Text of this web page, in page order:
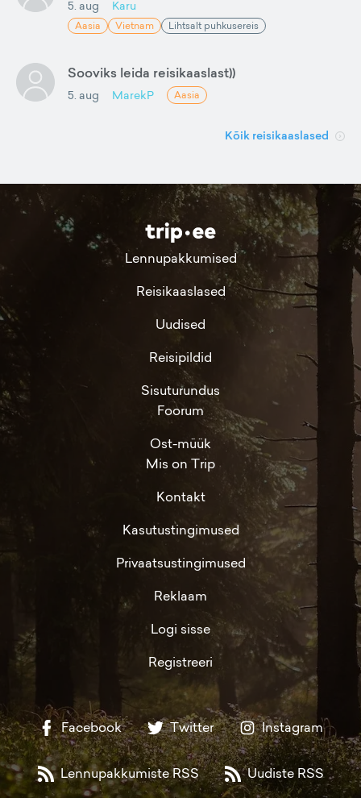
5. aug Karu
Aasia Vietnam Lihtsalt puhkusereis
Sooviks leida reisikaaslast))
5. aug MarekP Aasia
Kõik reisikaaslased
Lennupakkumised
Reisikaaslased
Uudised
Reisipildid
Sisuturundus
Foorum
Ost-müük
Mis on Trip
Kontakt
Kasutustingimused
Privaatsustingimused
Reklaam
Logi sisse
Registreeri
Facebook Twitter Instagram
Lennupakkumiste RSS Uudiste RSS